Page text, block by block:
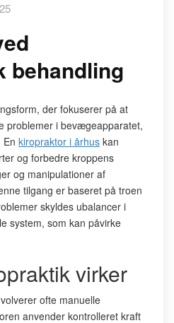
behandling
der fokuserer på at
problemer i bevægeapparatet,
kiropraktor i århus kan
og forbedre kroppens
og manipulationer af
tilgang er baseret på troen
skyldes ubalancer i
system, som kan påvirke
virker
ofte manuelle
anvender kontrolleret kraft